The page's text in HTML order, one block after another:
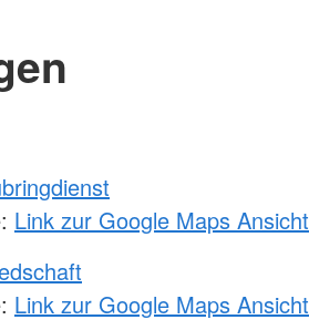
Link zur Google Maps Ansicht
Link zur Google Maps Ansicht